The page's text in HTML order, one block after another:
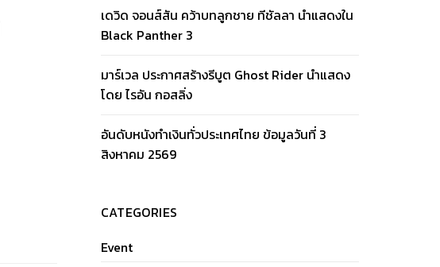
เดวิด จอนส์สัน คว้าบทลูกชาย ทีชัลลา นำแสดงใน
Black Panther 3
มาร์เวล ประกาศสร้างรีบูต Ghost Rider นำแสดง
โดย ไรอัน กอสลิ่ง
อันดับหนังทำเงินทั่วประเทศไทย ข้อมูลวันที่ 3
สิงหาคม 2569
CATEGORIES
Event